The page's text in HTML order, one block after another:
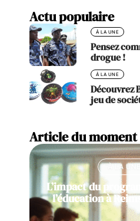
Actu populaire
À LA UNE
Pensez
drogue !
À LA UNE
Découvrez
jeu de
Article du moment
À LA UNE
L’impact du
l’éducation à